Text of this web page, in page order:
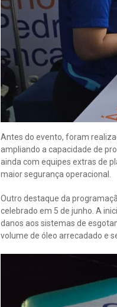
Antes do evento, foram
ampliando a capacidade de
ainda com equipes extras de
maior segurança operacional.
Outro destaque da
celebrado em 5 de junho. A
danos aos sistemas de
volume de óleo arrecadado e